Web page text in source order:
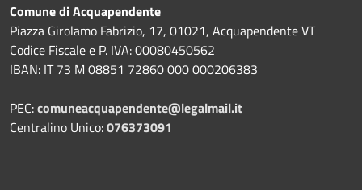
Comune di Acquapendente
Piazza Girolamo Fabrizio, 17, 01021, Acquapendente VT
Codice Fiscale e P. IVA: 00080450562
IBAN: IT 73 M 08851 72860 000 000206383
PEC:comuneacquapendente@legalmail.it
Centralino Unico:076373091